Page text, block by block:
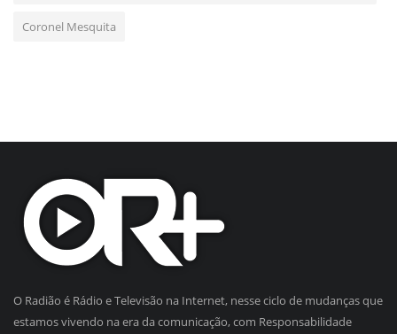
Coronel Mesquita
O Radião é Rádio e Televisão na Internet, nesse ciclo de mudanças que
estamos vivendo na era da comunicação, com Responsabilidade